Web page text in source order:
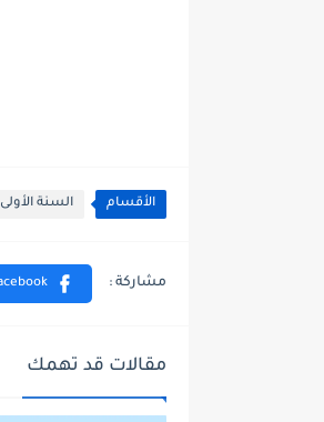
الأقسام السنة الأولى
مقالات قد تهمك